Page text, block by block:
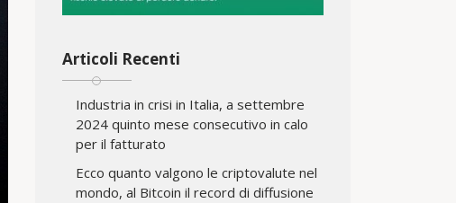
Articoli Recenti
Industria in crisi in Italia, a settembre
2024 quinto mese consecutivo in calo
per il fatturato
Ecco quanto valgono le criptovalute nel
mondo, al Bitcoin il record di diffusione